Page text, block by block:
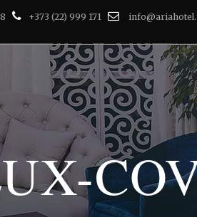
+373 (22) 999 171